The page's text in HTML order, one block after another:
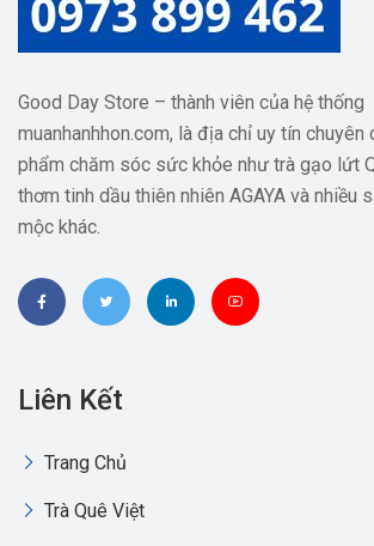
Good Day Store – thành viên của hệ thống
muanhanhhon.com, là địa chỉ uy tín chuyên
phẩm chăm sóc sức khỏe như trà gạo lứt
thơm tinh dầu thiên nhiên AGAYA và nhiều
mộc khác.
Liên Kết
Trang Chủ
Trà Quê Việt